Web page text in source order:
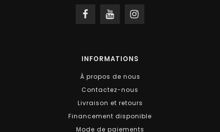
INFORMATIONS
À propos de nous
Contactez-nous
Livraison et retours
Financement disponible
Mode de paiements